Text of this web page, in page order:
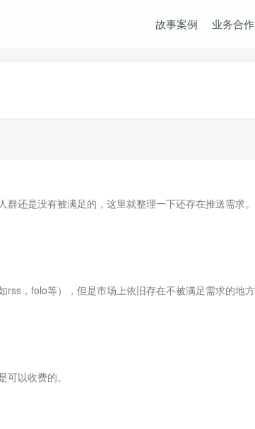
故事案例 业务合作
还是没有被满足的，这里就整理一下还存在推送需求。
以收费的。